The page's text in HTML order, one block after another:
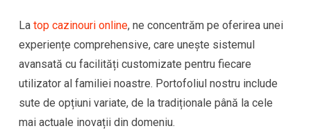
La top cazinouri online, ne concentrăm pe oferirea unei
experiențe comprehensive, care unește sistemul
avansată cu facilități customizate pentru fiecare
utilizator al familiei noastre. Portofoliul nostru include
sute de opțiuni variate, de la tradiționale până la cele
mai actuale inovații din domeniu.